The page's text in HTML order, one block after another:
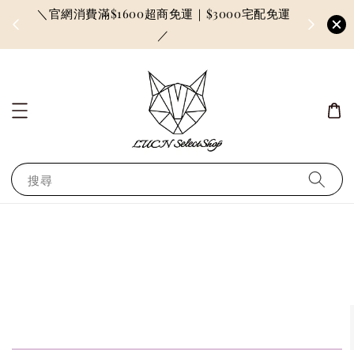
＼官網消費滿$1600超商免運｜$3000宅配免運
／
因訂單
搜尋